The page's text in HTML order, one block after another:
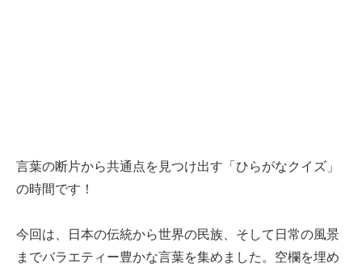
言葉の断片から共通点を見つけ出す「ひらがなクイズ」
の時間です！
今回は、日本の伝統から世界の民族、そして日常の風景
までバラエティー豊かな言葉を集めました。空欄を埋め